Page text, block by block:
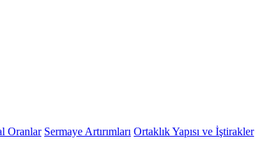
Oranlar Sermaye Artırımları Ortaklık Yapısı ve İştirakler